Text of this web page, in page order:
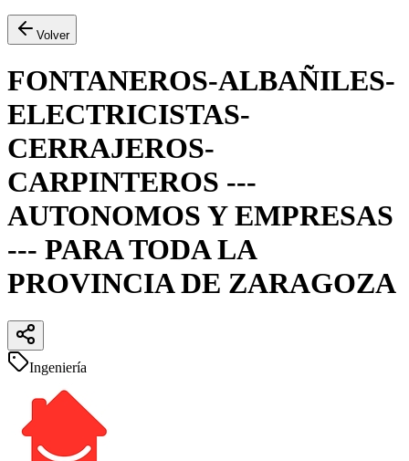
Volver
FONTANEROS-ALBAÑILES-
ELECTRICISTAS-
CERRAJEROS-
CARPINTEROS ---
AUTONOMOS Y EMPRESAS
--- PARA TODA LA
PROVINCIA DE ZARAGOZA
Ingeniería